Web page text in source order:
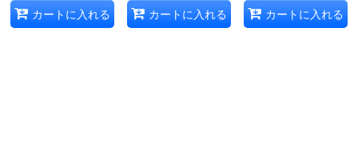
カートに入れる カートに入れる カートに入れる